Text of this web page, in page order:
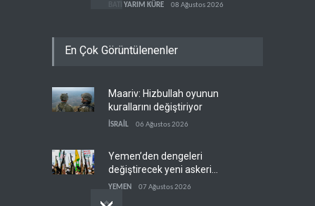
BATI YARIM KÜRE 08 Ağustos 2026
1.257 can kaybı
ABD’nin onlarca savaş uçağı
da yetmedi: Hürmüz’de
gemi vuruldu
08 Ağustos 2026
En Çok Görüntülenenler
Maariv: Hizbullah oyunun
kurallarını değiştiriyor
İSRAİL 06 Ağustos 2026
Yemen’den dengeleri
değiştirecek yeni askeri
denklem
YEMEN 07 Ağustos 2026